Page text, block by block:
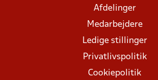
Afdelinger
Medarbejdere
Ledige stillinger
Privatlivspolitik
Cookiepolitik